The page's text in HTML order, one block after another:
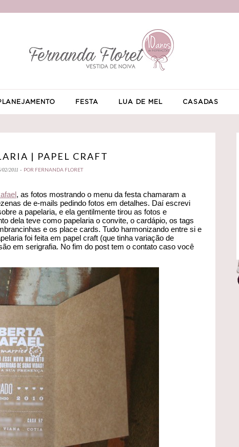
FESTA LUA DE MEL CASADAS
| PAPEL CRAFT
02/2011 - POR FERNANDA FLORET
, as fotos mostrando o menu da festa chamaram a
de e-mails pedindo fotos em detalhes. Daí escrevi
a papelaria, e ela gentilmente tirou as fotos e
dela teve como papelaria o convite, o cardápio, os tags
e os place cards. Tudo harmonizando entre si e
foi feita em papel craft (que tinha variação de
em serigrafia. No fim do post tem o contato caso você